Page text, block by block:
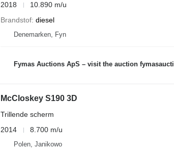
2018
10.890 m/u
Brandstof diesel
Denemarken, Fyn
Fymas Auctions ApS – visit the auction fymasauctions.dk
McCloskey S190 3D
Trillende scherm
2014
8.700 m/u
Polen, Janikowo